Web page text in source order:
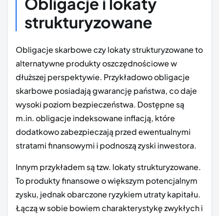
strukturyzowane
Obligacje skarbowe czy lokaty strukturyzowane to
alternatywne produkty oszczędnościowe w
dłuższej perspektywie. Przykładowo obligacje
skarbowe posiadają gwarancję państwa, co daje
wysoki poziom bezpieczeństwa. Dostępne są
m.in. obligacje indeksowane inflacją, które
dodatkowo zabezpieczają przed ewentualnymi
stratami finansowymi i podnoszą zyski inwestora.
Innym przykładem są tzw. lokaty strukturyzowane.
To produkty finansowe o większym potencjalnym
zysku, jednak obarczone ryzykiem utraty kapitału.
Łączą w sobie bowiem charakterystykę zwykłych i